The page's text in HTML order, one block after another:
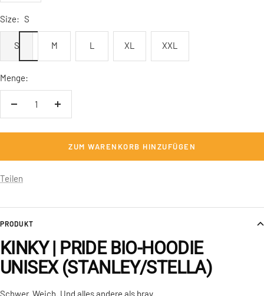
Size: S
S M L XL XXL
Menge:
Menge
Menge
ZUM WARENKORB HINZUFÜGEN
Teilen
PRODUKT
KINKY | PRIDE BIO-HOODIE
UNISEX (STANLEY/STELLA)
Schwer. Weich. Und alles andere als brav.